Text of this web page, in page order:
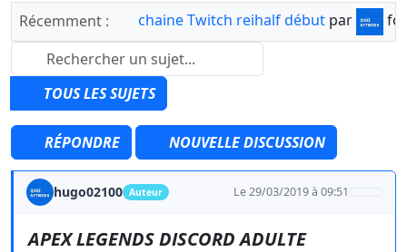
Récemment :
chaine Twitch reihalf début par
TOUS LES SUJETS
RÉPONDRE NOUVELLE DISCUSSION
hugo02100 Auteur Le 29/03/2019 à 09:51
APEX LEGENDS DISCORD ADULTE